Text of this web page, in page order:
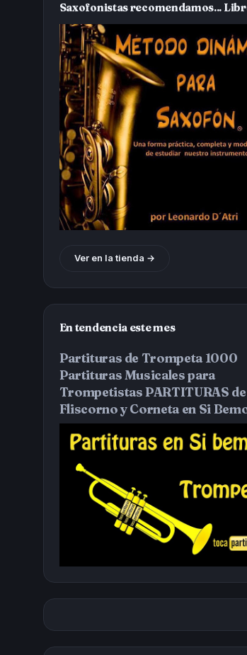
Saxofonistas recomendamos...
Ver en la tienda →
En tendencia este mes
Partituras de Trompeta 1000
Partituras Musicales para
Trompetistas PARTITURAS de
Fliscorno y Corneta en Si